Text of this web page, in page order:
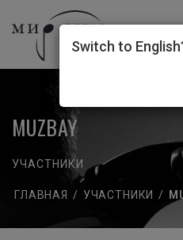
MUZBAY
УЧАСТНИКИ
ГЛАВНАЯ / УЧАСТНИКИ /
Switch to